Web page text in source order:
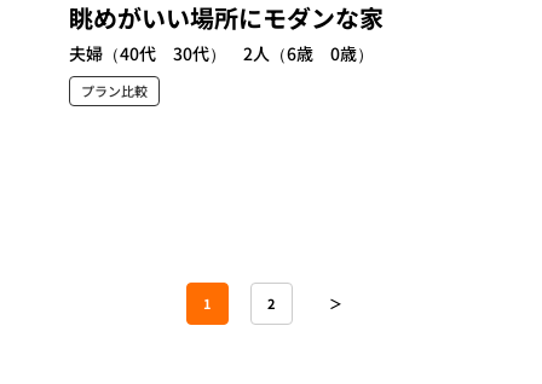
眺めがいい場所にモダンな家
夫婦（40代 30代） 2人（6歳 0歳）
プラン比較
1 2 ＞